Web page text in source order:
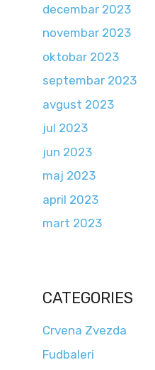
decembar 2023
novembar 2023
oktobar 2023
septembar 2023
avgust 2023
jul 2023
jun 2023
maj 2023
april 2023
mart 2023
CATEGORIES
Crvena Zvezda
Fudbaleri